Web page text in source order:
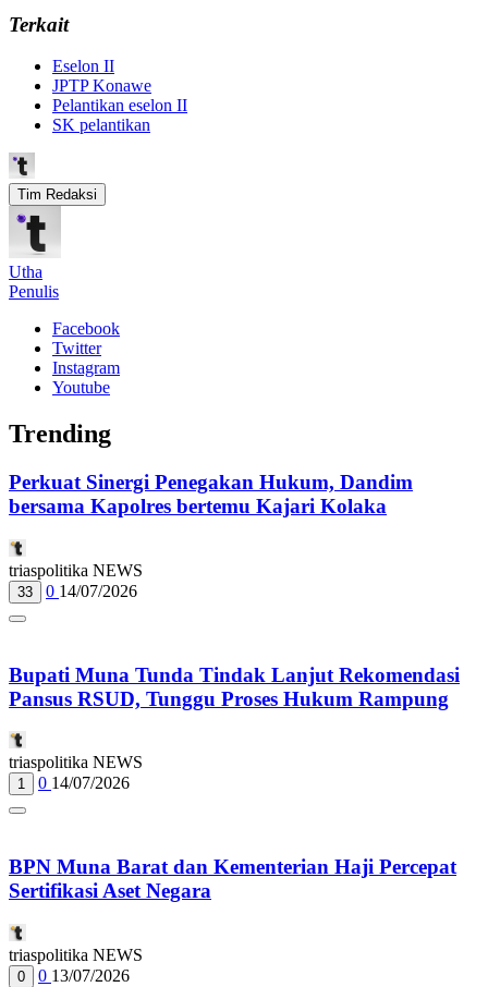
Terkait
Eselon II
JPTP Konawe
Pelantikan eselon II
SK pelantikan
Tim Redaksi
Utha
Penulis
Facebook
Twitter
Instagram
Youtube
Trending
Perkuat Sinergi Penegakan Hukum, Dandim
bersama Kapolres bertemu Kajari Kolaka
triaspolitika NEWS
33 0 14/07/2026
Bupati Muna Tunda Tindak Lanjut Rekomendasi
Pansus RSUD, Tunggu Proses Hukum Rampung
triaspolitika NEWS
1 0 14/07/2026
BPN Muna Barat dan Kementerian Haji Percepat
Sertifikasi Aset Negara
triaspolitika NEWS
0 0 13/07/2026